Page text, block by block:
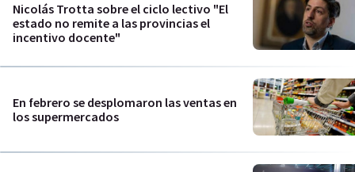
Nicolás Trotta sobre el ciclo lectivo "El
estado no remite a las provincias el
incentivo docente"
En febrero se desplomaron las ventas en
los supermercados